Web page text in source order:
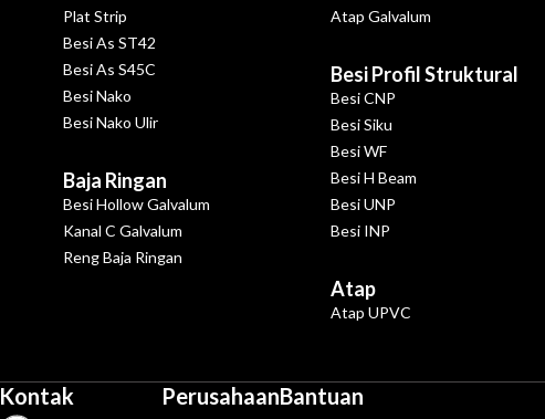
Plat Strip
Besi As ST42
Besi As S45C
Besi Nako
Besi Nako Ulir
Baja Ringan
Besi Hollow Galvalum
Kanal C Galvalum
Reng Baja Ringan
Atap Galvalum
Besi Profil Struktural
Besi CNP
Besi Siku
Besi WF
Besi H Beam
Besi UNP
Besi INP
Atap
Atap UPVC
Kontak PerusahaanBantuan